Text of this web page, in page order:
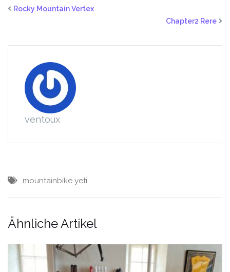
Rocky Mountain Vertex
Chapter2 Rere
ventoux
mountainbike yeti
Ähnliche Artikel